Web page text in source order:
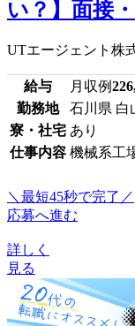
い？】面接
UTエージェント株
給与 月収例
勤務地
石川県 白
寮・社宅 あり
仕事内容 機械系工
＼最短45秒で完了／
応募へ進む
詳しく
見る